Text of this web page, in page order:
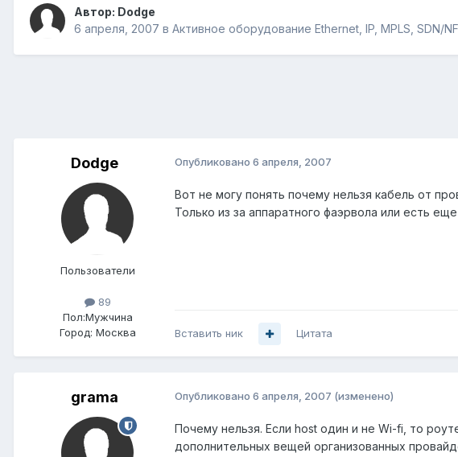
Автор: Dodge
6 апреля, 2007 в Активное оборудование Ethernet, IP, MPLS, SDN/
Dodge
Пользователи
89
Пол:Мужчина
Город: Москва
Опубликовано 6 апреля, 2007
Вот не могу понять почему нельзя кабель от
Только из за аппаратного фаэрвола или есть
Вставить ник Цитата
grama Опубликовано 6 апреля, 2007 (изменено)
Почему нельзя. Если host один и не Wi-fi, то
дополнительных вещей организованных